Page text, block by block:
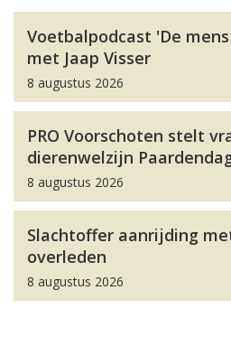
Voetbalpodcast 'De
met Jaap Visser
8 augustus 2026
PRO Voorschoten stelt
dierenwelzijn
8 augustus 2026
Slachtoffer aanrijding
overleden
8 augustus 2026